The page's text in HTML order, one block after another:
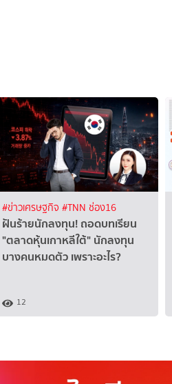
#ข่าวเศรษฐกิจ #TNN ช่อง16
ฝันร้ายนักลงทุน! ถอดบทเรียน
"ตลาดหุ้นเกาหลีใต้" นักลงทุน
บางคนหมดตัว เพราะอะไร?
12